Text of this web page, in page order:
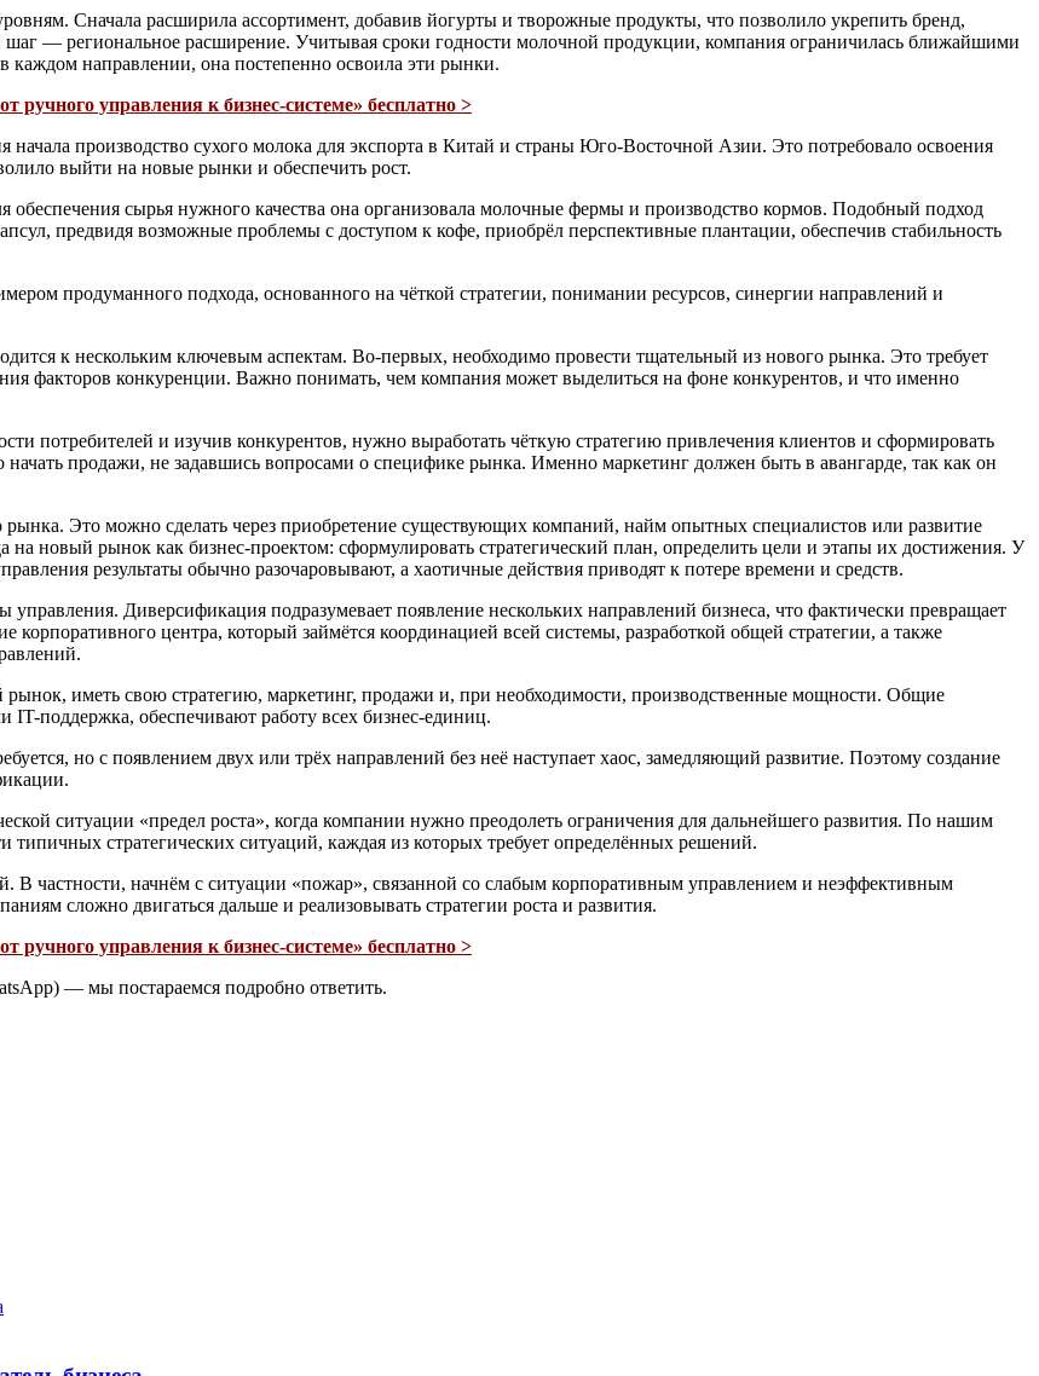
Сначала расширила ассортимент, добавив йогурты и творожные продукты, что позволило укрепить бренд,
— региональное расширение. Учитывая сроки годности молочной продукции, компания ограничилась ближайшими
направлении, она постепенно освоила эти рынки.
управления к бизнес-системе» бесплатно >
производство сухого молока для экспорта в Китай и страны Юго-Восточной Азии. Это потребовало освоения
выйти на новые рынки и обеспечить рост.
обеспечения сырья нужного качества она организовала молочные фермы и производство кормов. Подобный подход
предвидя возможные проблемы с доступом к кофе, приобрёл перспективные плантации, обеспечив стабильность
продуманного подхода, основанного на чёткой стратегии, понимании ресурсов, синергии направлений и
к нескольким ключевым аспектам. Во-первых, необходимо провести тщательный из нового рынка. Это требует
факторов конкуренции. Важно понимать, чем компания может выделиться на фоне конкурентов, и что именно
потребителей и изучив конкурентов, нужно выработать чёткую стратегию привлечения клиентов и сформировать
продажи, не задавшись вопросами о специфике рынка. Именно маркетинг должен быть в авангарде, так как он
Это можно сделать через приобретение существующих компаний, найм опытных специалистов или развитие
новый рынок как бизнес-проектом: сформулировать стратегический план, определить цели и этапы их достижения. У
результаты обычно разочаровывают, а хаотичные действия приводят к потере времени и средств.
Диверсификация подразумевает появление нескольких направлений бизнеса, что фактически превращает
центра, который займётся координацией всей системы, разработкой общей стратегии, а также
иметь свою стратегию, маркетинг, продажи и, при необходимости, производственные мощности. Общие
IT-поддержка, обеспечивают работу всех бизнес-единиц.
но с появлением двух или трёх направлений без неё наступает хаос, замедляющий развитие. Поэтому создание
ситуации «предел роста», когда компании нужно преодолеть ограничения для дальнейшего развития. По нашим
стратегических ситуаций, каждая из которых требует определённых решений.
В частности, начнём с ситуации «пожар», связанной со слабым корпоративным управлением и неэффективным
сложно двигаться дальше и реализовывать стратегии роста и развития.
управления к бизнес-системе» бесплатно >
— мы постараемся подробно ответить.